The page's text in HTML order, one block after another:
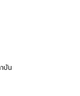
บัน